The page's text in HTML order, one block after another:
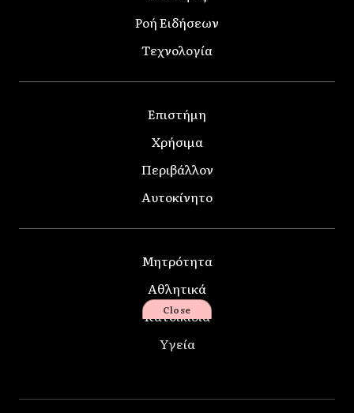
Ροή Ειδήσεων
Τεχνολογία
Επιστήμη
Χρήσιμα
Περιβάλλον
Αυτοκίνητο
Μητρότητα
Αθλητικά
Κατοικίδια
Υγεία
Close